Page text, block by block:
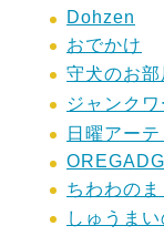
Dohzen
おでかけ
守犬のお部
ジャンク
日曜アー
ちわわのま
しゅうま